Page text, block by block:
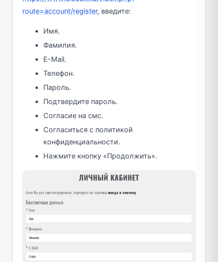
route=account/register, введите:
Имя.
Фамилия.
E-Mail.
Телефон.
Пароль.
Подтвердите пароль.
Согласие на смс.
Согласиться с политикой
конфиденциальности.
Нажмите кнопку «Продолжить».